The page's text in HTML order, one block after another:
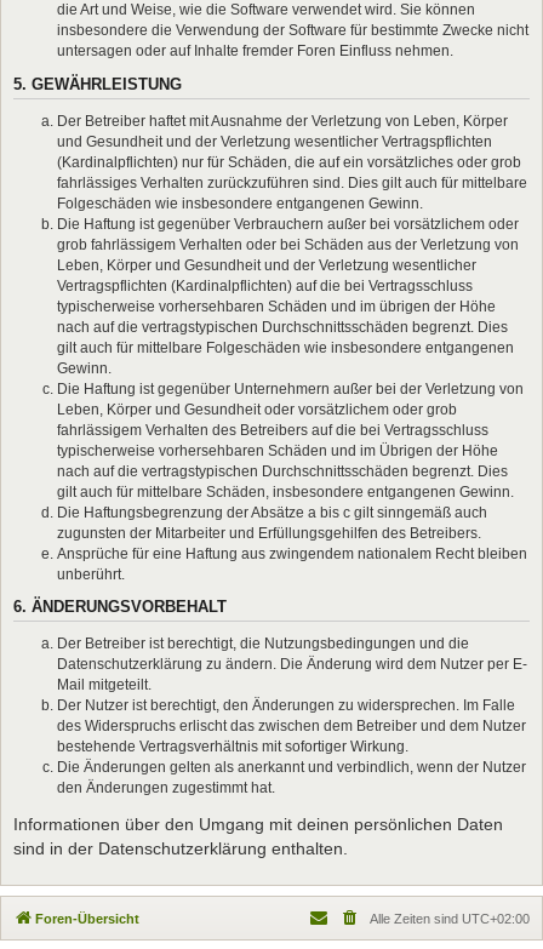
die Art und Weise, wie die Software verwendet wird. Sie können
insbesondere die Verwendung der Software für bestimmte Zwecke nicht
untersagen oder auf Inhalte fremder Foren Einfluss nehmen.
5. GEWÄHRLEISTUNG
Der Betreiber haftet mit Ausnahme der Verletzung von Leben, Körper
und Gesundheit und der Verletzung wesentlicher Vertragspflichten
(Kardinalpflichten) nur für Schäden, die auf ein vorsätzliches oder grob
fahrlässiges Verhalten zurückzuführen sind. Dies gilt auch für mittelbare
Folgeschäden wie insbesondere entgangenen Gewinn.
Die Haftung ist gegenüber Verbrauchern außer bei vorsätzlichem oder
grob fahrlässigem Verhalten oder bei Schäden aus der Verletzung von
Leben, Körper und Gesundheit und der Verletzung wesentlicher
Vertragspflichten (Kardinalpflichten) auf die bei Vertragsschluss
typischerweise vorhersehbaren Schäden und im übrigen der Höhe
nach auf die vertragstypischen Durchschnittsschäden begrenzt. Dies
gilt auch für mittelbare Folgeschäden wie insbesondere entgangenen
Gewinn.
Die Haftung ist gegenüber Unternehmern außer bei der Verletzung von
Leben, Körper und Gesundheit oder vorsätzlichem oder grob
fahrlässigem Verhalten des Betreibers auf die bei Vertragsschluss
typischerweise vorhersehbaren Schäden und im Übrigen der Höhe
nach auf die vertragstypischen Durchschnittsschäden begrenzt. Dies
gilt auch für mittelbare Schäden, insbesondere entgangenen Gewinn.
Die Haftungsbegrenzung der Absätze a bis c gilt sinngemäß auch
zugunsten der Mitarbeiter und Erfüllungsgehilfen des Betreibers.
Ansprüche für eine Haftung aus zwingendem nationalem Recht bleiben
unberührt.
6. ÄNDERUNGSVORBEHALT
Der Betreiber ist berechtigt, die Nutzungsbedingungen und die
Datenschutzerklärung zu ändern. Die Änderung wird dem Nutzer per E-
Mail mitgeteilt.
Der Nutzer ist berechtigt, den Änderungen zu widersprechen. Im Falle
des Widerspruchs erlischt das zwischen dem Betreiber und dem Nutzer
bestehende Vertragsverhältnis mit sofortiger Wirkung.
Die Änderungen gelten als anerkannt und verbindlich, wenn der Nutzer
den Änderungen zugestimmt hat.
Informationen über den Umgang mit deinen persönlichen Daten
sind in der Datenschutzerklärung enthalten.
Foren-Übersicht Alle Zeiten sind UTC+02:00